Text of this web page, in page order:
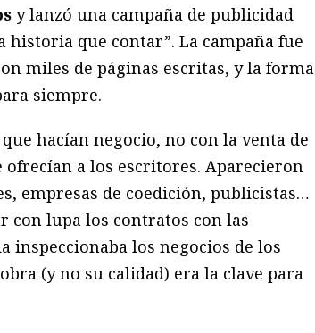
y lanzó una campaña de publicidad
historia que contar”. La campaña fue
miles de páginas escritas, y la forma
siempre.
hacían negocio, no con la venta de
a los escritores. Aparecieron
empresas de coedición, publicistas…
con lupa los contratos con las
los negocios de los
(y no su calidad) era la clave para